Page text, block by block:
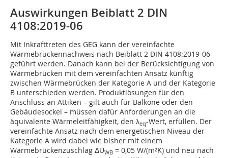
Auswirkungen Beiblatt 2 DIN
4108:2019-06
Mit Inkrafttreten des GEG kann der vereinfachte
Wärmebrückennachweis nach Beiblatt 2 DIN 4108:2019-06
geführt werden. Danach kann bei der Berücksichtigung von
Wärmebrücken mit dem vereinfachten Ansatz künftig
zwischen Wärmebrücken der Kategorie A und der Kategorie
B unterschieden werden. Produktlösungen für den
Anschluss an Attiken – gilt auch für Balkone oder den
Gebäudesockel – müssen dafür Anforderungen an die
äquivalente Wärmeleitfähigkeit, den λeq-Wert, erfüllen. Der
vereinfachte Ansatz nach dem energetischen Niveau der
Kategorie A wird dabei wie bisher mit einem
Wärmebrücken­zuschlag ΔUWB = 0,05 W/(m²K) und neu nach